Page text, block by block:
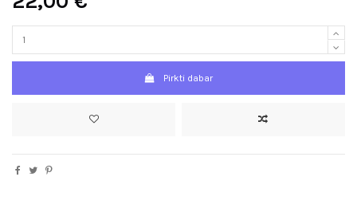
Pirkti dabar